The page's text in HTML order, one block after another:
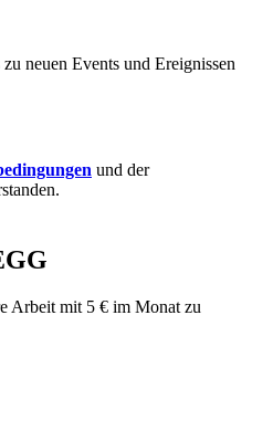
neuen Events und Ereignissen
und der
Arbeit mit 5 € im Monat zu